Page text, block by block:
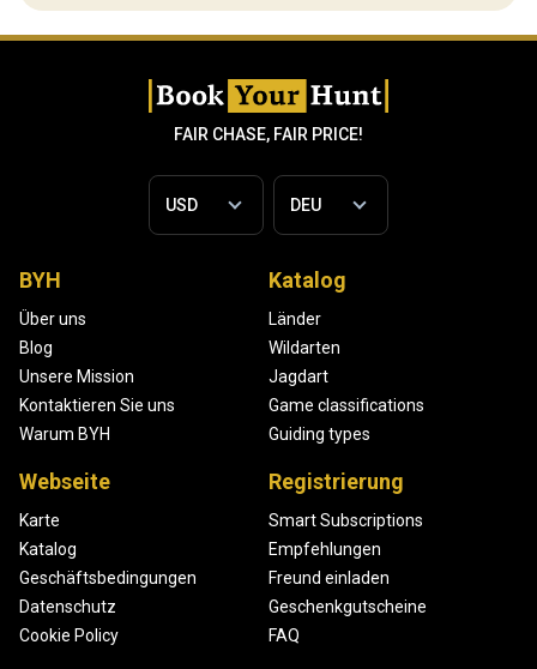
FAIR CHASE, FAIR PRICE!
BYH
Über uns
Blog
Unsere Mission
Kontaktieren Sie uns
Warum BYH
Katalog
Länder
Wildarten
Jagdart
Game classifications
Guiding types
Webseite
Karte
Katalog
Geschäftsbedingungen
Datenschutz
Cookie Policy
Registrierung
Smart Subscriptions
Empfehlungen
Freund einladen
Geschenkgutscheine
FAQ